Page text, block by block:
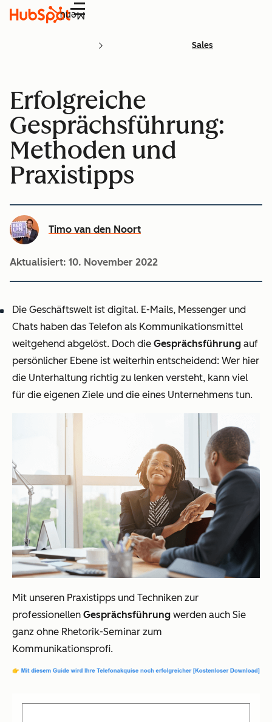
Menü
Sales
Erfolgreiche
Gesprächsführung:
Methoden und
Praxistipps
Timo van den Noort
Aktualisiert: 10. November 2022
Die Geschäftswelt ist digital. E-Mails, Messenger und
Chats haben das Telefon als Kommunikationsmittel
weitgehend abgelöst. Doch die Gesprächsführung auf
persönlicher Ebene ist weiterhin entscheidend: Wer hier
die Unterhaltung richtig zu lenken versteht, kann viel
für die eigenen Ziele und die eines Unternehmens tun.
Mit unseren Praxistipps und Techniken zur
professionellen Gesprächsführung werden auch Sie
ganz ohne Rhetorik-Seminar zum
Kommunikationsprofi.